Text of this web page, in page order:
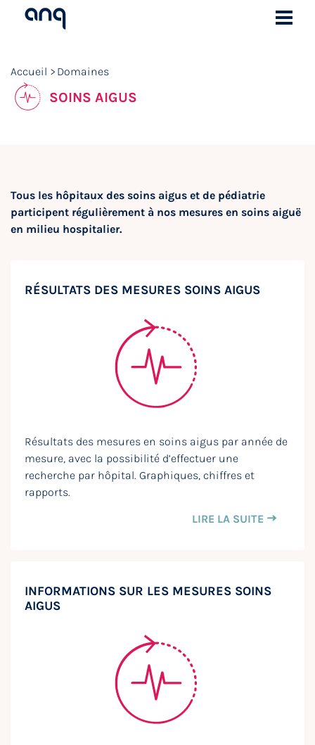
Accueil Domaines
SOINS AIGUS
Tous les hôpitaux des soins aigus et de pédiatrie
participent régulièrement à nos mesures en soins aiguë
en milieu hospitalier.
RÉSULTATS DES MESURES SOINS AIGUS
Résultats des mesures en soins aigus par année de
mesure, avec la possibilité d’effectuer une
recherche par hôpital. Graphiques, chiffres et
rapports.
LIRE LA SUITE
INFORMATIONS SUR LES MESURES SOINS
AIGUS